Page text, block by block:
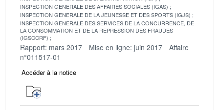
INSPECTION GENERALE DES AFFAIRES SOCIALES (IGAS)
INSPECTION GENERALE DE LA JEUNESSE ET DES SPORTS (IGJS)
INSPECTION GENERALE DES SERVICES DE LA CONCURRENCE, DE
LA CONSOMMATION ET DE LA REPRESSION DES FRAUDES
(IGSCCRF)
Rapport: mars 2017 Mise en ligne: juin 2017
Affaire
n°011517-01
Accéder à la notice